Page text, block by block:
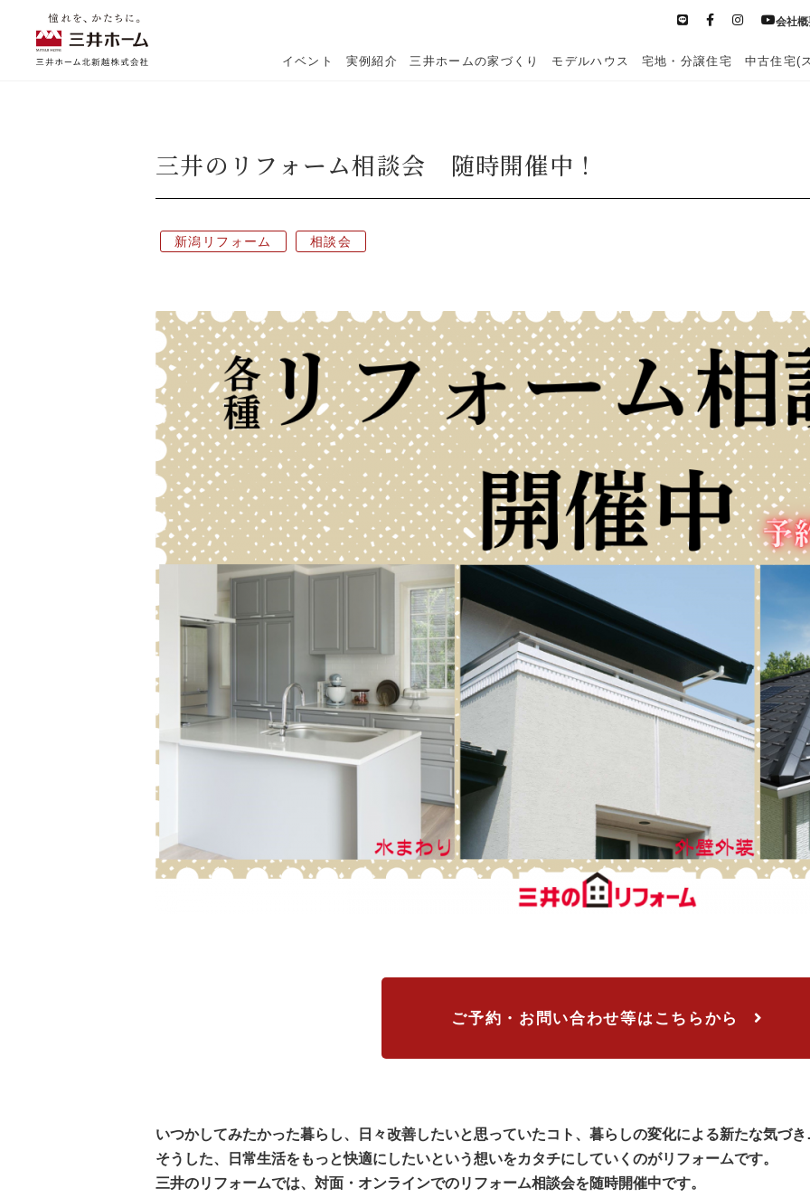
会社
イベント 実例紹介
新築実例 リフォーム実例 医院開業支援
土地活用・
三井ホームの家づくり モデルハウス 宅地・分譲住宅 中古住宅(
三井のリフォーム相談会 随時開催中！
新潟リフォーム 相談会
ご予約・お問い合わせ等はこちらから
いつかしてみたかった暮らし、日々改善したいと思っていたコト、暮らしの変化による新たな気づ
そうした、日常生活をもっと快適にしたいという想いをカタチにしていくのがリフォームです。
三井のリフォームでは、対面・オンラインでのリフォーム相談会を随時開催中です。